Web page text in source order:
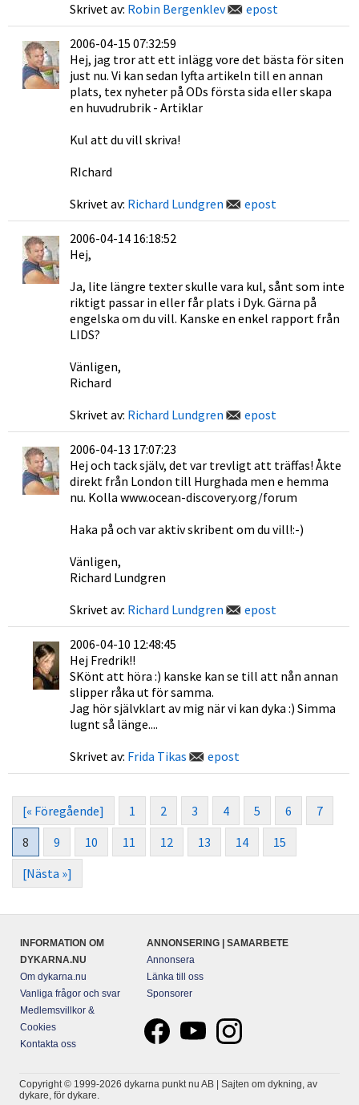
Skrivet av: Robin Bergenklev epost
2006-04-15 07:32:59
Hej, jag tror att ett inlägg vore det bästa för siten
just nu. Vi kan sedan lyfta artikeln till en annan
plats, tex nyheter på ODs första sida eller skapa
en huvudrubrik - Artiklar
Kul att du vill skriva!
RIchard
Skrivet av: Richard Lundgren epost
2006-04-14 16:18:52
Hej,
Ja, lite längre texter skulle vara kul, sånt som inte
riktigt passar in eller får plats i Dyk. Gärna på
engelska om du vill. Kanske en enkel rapport från
LIDS?
Vänligen,
Richard
Skrivet av: Richard Lundgren epost
2006-04-13 17:07:23
Hej och tack själv, det var trevligt att träffas! Åkte
direkt från London till Hurghada men e hemma
nu. Kolla www.ocean-discovery.org/forum
Haka på och var aktiv skribent om du vill!:-)
Vänligen,
Richard Lundgren
Skrivet av: Richard Lundgren epost
2006-04-10 12:48:45
Hej Fredrik!!
SKönt att höra :) kanske kan se till att nån annan
slipper råka ut för samma.
Jag hör självklart av mig när vi kan dyka :) Simma
lugnt så länge....
Skrivet av: Frida Tikas epost
[« Föregående] 1 2 3 4 5 6
7
8
9 10 11 12 13 14
15
[Nästa »]
INFORMATION OM
DYKARNA.NU
Om dykarna.nu
Vanliga frågor och svar
Medlemsvillkor &
Cookies
Kontakta oss
ANNONSERING | SAMARBETE
Annonsera
Länka till oss
Sponsorer
Copyright © 1999-2026 dykarna punkt nu AB | Sajten om dykning, av
dykare, för dykare.